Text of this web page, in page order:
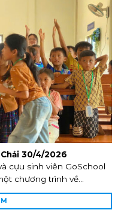
30/4/2026
cựu sinh viên GoSchool
chương trình về...